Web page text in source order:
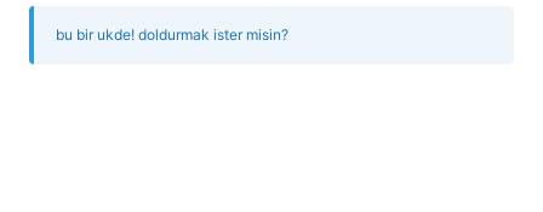
bu bir ukde! doldurmak ister misin?